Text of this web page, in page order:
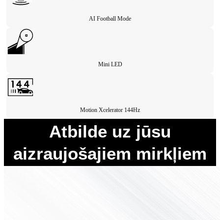
AI Football Mode
Mini LED
Motion Xcelerator 144Hz
Atbilde uz jūsu
aizraujošajiem mirkļiem